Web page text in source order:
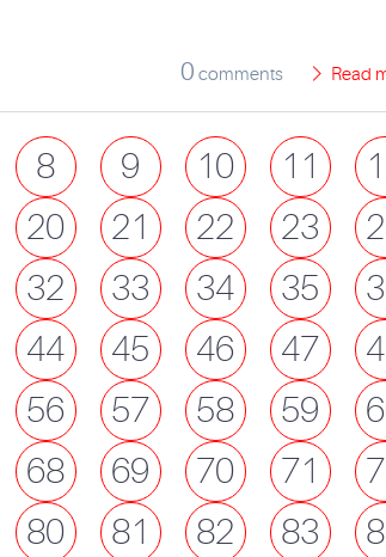
0 comments Read
8 9 10 11
20 21 22 23
32 33 34 35
44 45 46 47
56 57 58 59
68 69 70 71
80 81 82 83